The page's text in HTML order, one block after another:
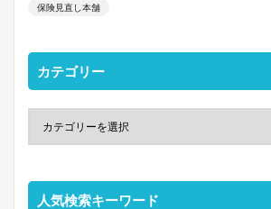
保険見直し本舗
カテゴリー
人気検索キーワード